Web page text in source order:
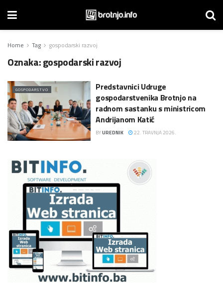
Home Tag gospodarski razvoj
Oznaka:gospodarski razvoj
GOSPODARSTVO
Predstavnici Udruge
gospodarstvenika Brotnjo na
radnom sastanku s ministricom
Andrijanom Katić
BYUREDNIK 22. TRAVNJA 2026.